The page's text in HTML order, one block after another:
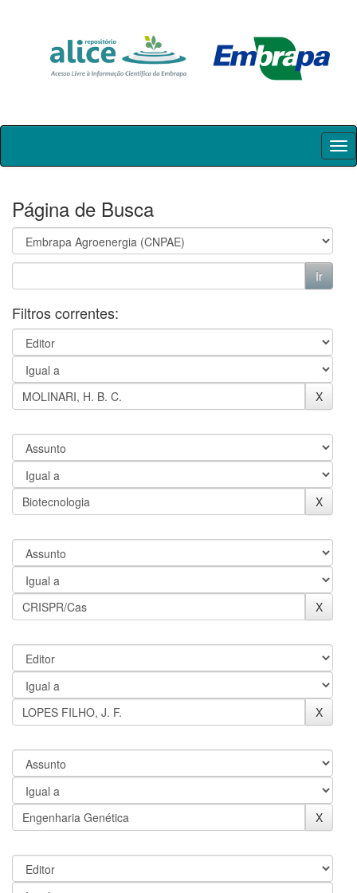
Skip
Página de Busca
Filtros correntes: